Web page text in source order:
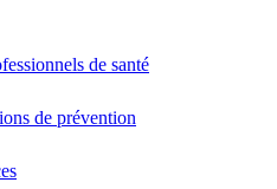
de santé
de prévention